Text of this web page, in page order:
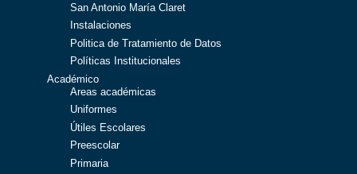
San Antonio María Claret
Instalaciones
Politica de Tratamiento de Datos
Políticas Institucionales
Académico
Areas académicas
Uniformes
Útiles Escolares
Preescolar
Primaria